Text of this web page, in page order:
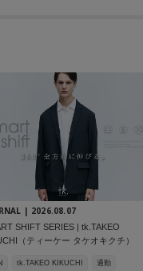
| 2026.08.07
SHIFT SERIES | tk.TAKEO
（ティーケー タケオキクチ）
tk.TAKEO KIKUCHI 通勤